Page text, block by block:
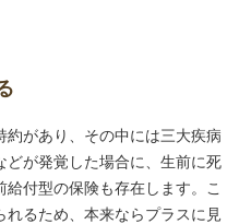
があり、その中には三大疾病
どが発覚した場合に、生前に死
付型の保険も存在します。こ
るため、本来ならプラスに見